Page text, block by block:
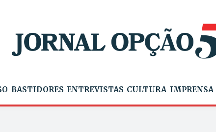
BASTIDORES ENTREVISTAS CULTURA IMPRENSA